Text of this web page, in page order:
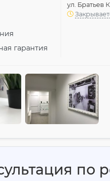
гарантия
ул. Братьев